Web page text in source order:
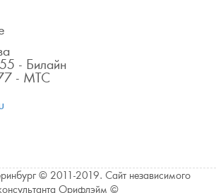
- Билайн
- МТС
© 2011-2019. Сайт независимого
Орифлэйм ©